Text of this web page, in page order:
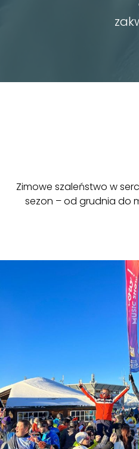
Zimowe szaleństwo w
sezon – od grudnia do